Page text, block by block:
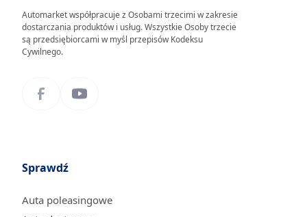
Automarket współpracuje z Osobami trzecimi w zakresie
dostarczania produktów i usług. Wszystkie Osoby trzecie
są przedsiębiorcami w myśl przepisów Kodeksu
Cywilnego.
Sprawdź
Auta poleasingowe